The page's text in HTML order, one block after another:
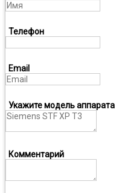
Телефон
Email
Укажите модель аппарата
Комментарий